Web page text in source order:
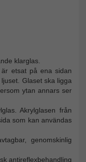
klarglas.
är etsat på ena sidan
Glaset ska ligga
ytan annars ser
Akrylglasen från
som kan användas
genomskinlig
antireflexbehandling